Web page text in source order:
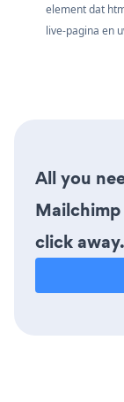
element dat
live-pagina en
All you
Mailchimp
click away.